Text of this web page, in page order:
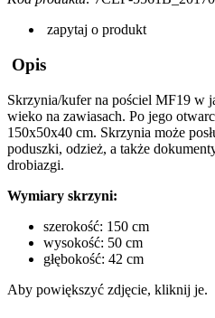
zapytaj o produkt
Opis
Skrzynia/kufer na pościel MF19 w
wieko na zawiasach. Po jego
150x50x40 cm. Skrzynia może
poduszki, odzież, a także
drobiazgi.
Wymiary skrzyni:
szerokość: 150 cm
wysokość: 50 cm
głębokość: 42 cm
Aby powiększyć zdjęcie, kliknij je.